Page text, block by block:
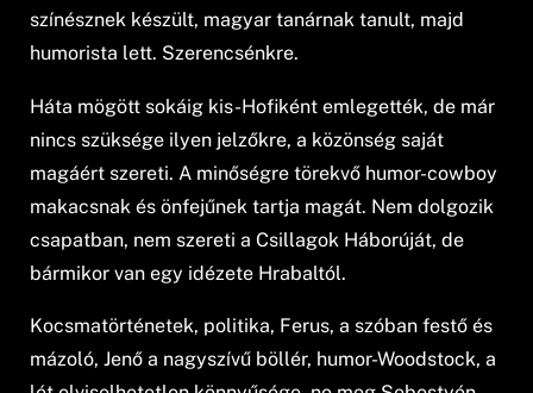
színésznek készült, magyar tanárnak tanult, majd
humorista lett. Szerencsénkre.
Háta mögött sokáig kis-Hofiként emlegették, de már
nincs szüksége ilyen jelzőkre, a közönség saját
magáért szereti. A minőségre törekvő humor-cowboy
makacsnak és önfejűnek tartja magát. Nem dolgozik
csapatban, nem szereti a Csillagok Háborúját, de
bármikor van egy idézete Hrabaltól.
Kocsmatörténetek, politika, Ferus, a szóban festő és
mázoló, Jenő a nagyszívű böllér, humor-Woodstock, a